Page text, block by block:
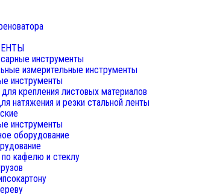
инструменты
измерительные инструменты
инструменты
крепления листовых материалов
натяжения и резки стальной ленты
инструменты
оборудование
кафелю и стеклу